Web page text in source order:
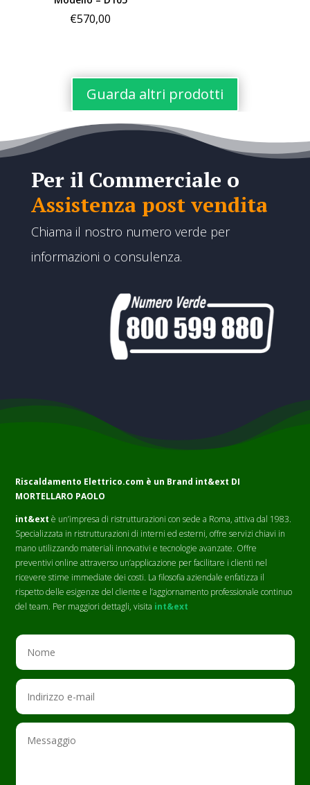
€570,00
Guarda altri prodotti
Per il Commerciale o
Assistenza post vendita
Chiama il nostro numero verde per
informazioni o consulenza.
Riscaldamento Elettrico.com è un Brand int&ext DI
MORTELLARO PAOLO
int&ext è un’impresa di ristrutturazioni con sede a Roma, attiva dal 1983.
Specializzata in ristrutturazioni di interni ed esterni, offre servizi chiavi in
mano utilizzando materiali innovativi e tecnologie avanzate. Offre
preventivi online attraverso un’applicazione per facilitare i clienti nel
ricevere stime immediate dei costi. La filosofia aziendale enfatizza il
rispetto delle esigenze del cliente e l’aggiornamento professionale continuo
del team. Per maggiori dettagli, visita int&ext